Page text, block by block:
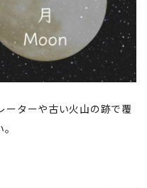
ーターや古い火山の跡で覆